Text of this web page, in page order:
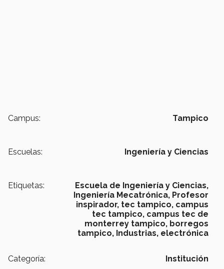
Campus: Tampico
Escuelas: Ingeniería y Ciencias
Etiquetas:
Escuela de Ingeniería y Ciencias,
Ingeniería Mecatrónica, Profesor
inspirador, tec tampico, campus
tec tampico, campus tec de
monterrey tampico, borregos
tampico, Industrias, electrónica
Categoría: Institución